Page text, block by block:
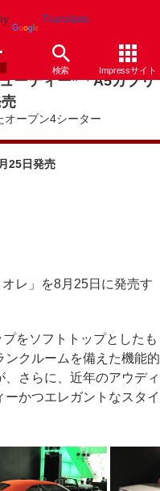
Translate
検索 Impressサイト
ーティー”「A5カブリ
オープン4シーター
25日発売
レ」を8月25日に発売す
をソフトトップとしたも
クルームを備えた機能的
さらに、近年のアウディ
かつエレガントなスタイ